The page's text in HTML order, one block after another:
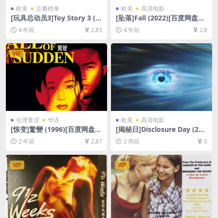
欧美 豆瓣榜单
[玩具总动员3]Toy Story 3 (2
010)[百度网盘+迅雷云盘资源
1080P超清未删减][MP4/6.7G
B][中英字幕]
4 年前 2.83
欧美 高清电影
[坠落]Fall (2022)[百度网盘
+迅雷云盘资源1080P超清未
删减][MP4/6GB][中英字幕]
4 年前 2.8
VIP
伦理青涩 华语
[惊变]驚變 (1996)[百度网盘
+夸克网盘1080P超清未删减
资源][网盘在线播放/下载][MP
4/6.1GB][粤语中字]
2 年前 2.87
欧美 高清电影
[揭秘日]Disclosure Day (202
6)[百度网盘+夸克网盘1080P
超清未删减资源][网盘在线播
放/下载][MP4/9.6GB][中文字
幕]
2 周前 0
VIP VIP